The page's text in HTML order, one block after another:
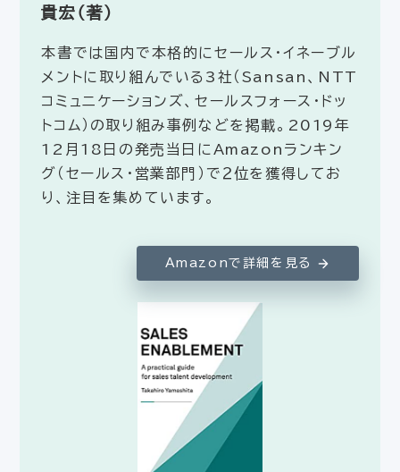
貴宏（著）
本書では国内で本格的にセールス・イネーブル
メントに取り組んでいる3社（Sansan、NTT
コミュニケーションズ、セールスフォース・ドッ
トコム）の取り組み事例などを掲載。2019年
12月18日の発売当日にAmazonランキン
グ（セールス・営業部門）で２位を獲得してお
り、注目を集めています。
Amazonで詳細を見る